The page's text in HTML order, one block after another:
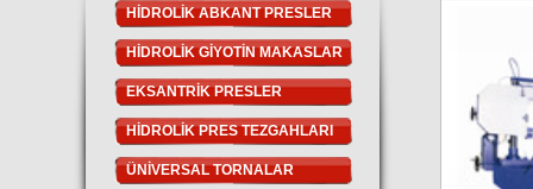
HİDROLİK ABKANT PRESLER
HİDROLİK GİYOTİN MAKASLAR
EKSANTRİK PRESLER
HİDROLİK PRES TEZGAHLARI
ÜNİVERSAL TORNALAR